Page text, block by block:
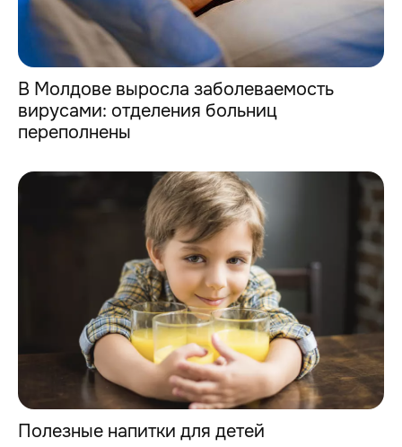
В Молдове выросла заболеваемость
вирусами: отделения больниц
переполнены
Полезные напитки для детей